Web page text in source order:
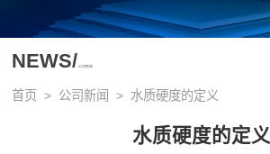
NEWS/ 公司新闻
首页 > 公司新闻 > 水质硬度的定义
水质硬度的定义